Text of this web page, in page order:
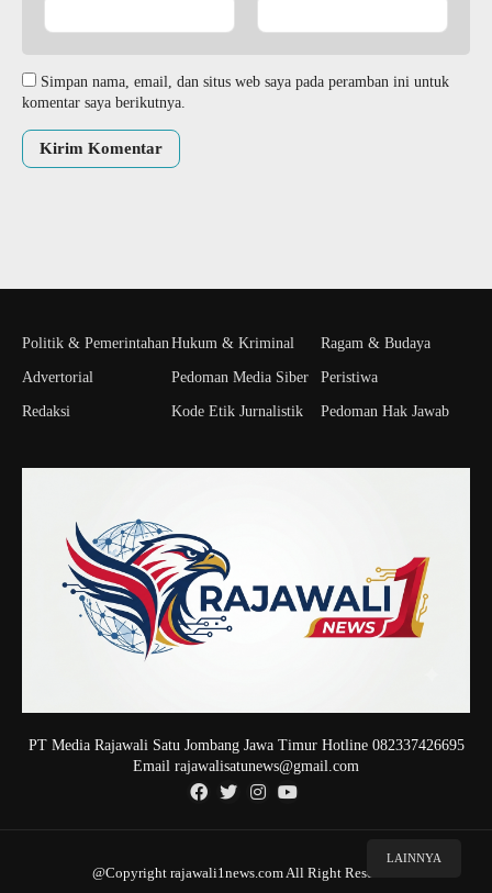
Simpan nama, email, dan situs web saya pada peramban ini untuk
komentar saya berikutnya.
LAINNYA
Politik & Pemerintahan
Advertorial
Redaksi
Hukum & Kriminal
Pedoman Media Siber
Kode Etik Jurnalistik
Ragam & Budaya
Peristiwa
Pedoman Hak Jawab
PT Media Rajawali Satu Jombang Jawa Timur Hotline 082337426695
Email rajawalisatunews@gmail.com
@Copyright rajawali1news.com All Right Reserved